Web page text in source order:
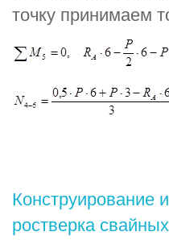
точку принимаем
Конструирование
ростверка